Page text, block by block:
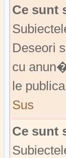
Ce sunt
Deseori
cu
le
Sus
Ce sunt